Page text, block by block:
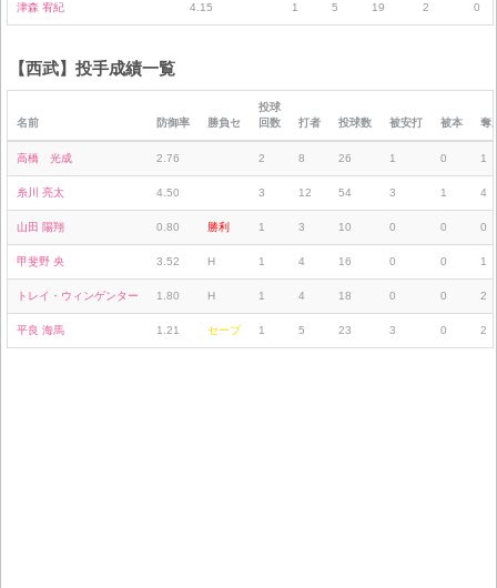
津森 宥紀 4.15 1 5 19 2 0
【西武】投手成績一覧
名前 防御率 勝負セ
投球
回数
打者 投球数 被安打 被本 奪
高橋 光成 2.76 2 8 26 1 0 1
糸川 亮太 4.50 3 12 54 3 1 4
山田 陽翔 0.80 勝利 1 3 10 0 0 0
甲斐野 央 3.52 H 1 4 16 0 0 1
トレイ・ウィンゲンター 1.80 H 1 4 18 0 0 2
平良 海馬 1.21 セーブ 1 5 23 3 0 2